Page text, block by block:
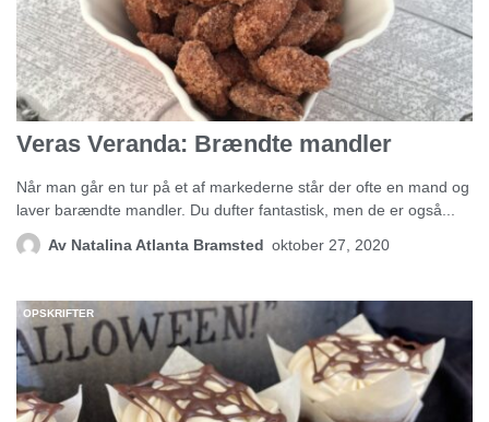
Veras Veranda: Brændte mandler
Når man går en tur på et af markederne står der ofte en mand og
laver barændte mandler. Du dufter fantastisk, men de er også...
Av Natalina Atlanta Bramsted oktober 27, 2020
OPSKRIFTER